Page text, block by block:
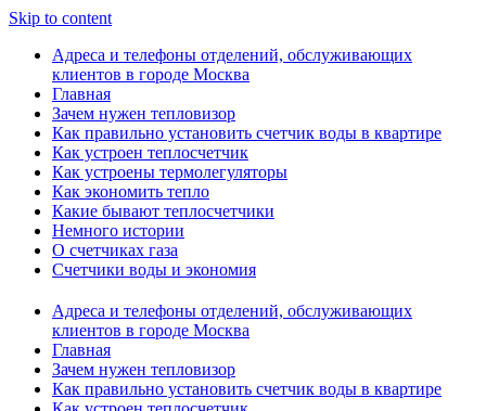
Skip to content
Адреса и телефоны отделений, обслуживающих
клиентов в городе Москва
Главная
Зачем нужен тепловизор
Как правильно установить счетчик воды в квартире
Как устроен теплосчетчик
Как устроены термолегуляторы
Как экономить тепло
Какие бывают теплосчетчики
Немного истории
О счетчиках газа
Счетчики воды и экономия
Адреса и телефоны отделений, обслуживающих
клиентов в городе Москва
Главная
Зачем нужен тепловизор
Как правильно установить счетчик воды в квартире